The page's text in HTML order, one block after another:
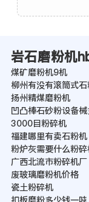
岩石磨粉机
煤矿磨粉机9机
柳州有没有滚筒式
扬州精煤磨粉机
凹凸棒石砂粉设备
3000目粉碎机
福建哪里有卖石粉机
粉炉灰需要什么粉
广西北流市粉碎机厂
废玻璃磨粉机价格
瓷土粉碎机